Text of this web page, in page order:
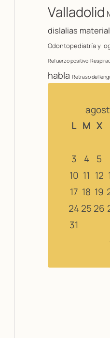
Valladolid
dislalias
Odontopediatría y
Refuerzo positivo
habla Retraso del
L M X
3
4 5
10 11 12
17 18 19
2425 26
31